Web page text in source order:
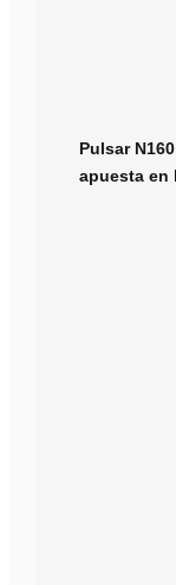
Pulsar
apuesta en